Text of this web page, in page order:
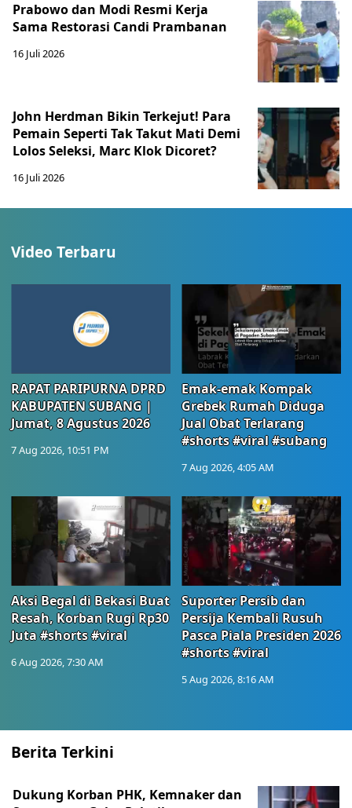
Prabowo dan Modi Resmi Kerja
Sama Restorasi Candi Prambanan
16 Juli 2026
John Herdman Bikin Terkejut! Para
Pemain Seperti Tak Takut Mati Demi
Lolos Seleksi, Marc Klok Dicoret?
16 Juli 2026
Video Terbaru
RAPAT PARIPURNA DPRD
KABUPATEN SUBANG |
Jumat, 8 Agustus 2026
7 Aug 2026, 10:51 PM
Emak-emak Kompak
Grebek Rumah Diduga
Jual Obat Terlarang
#shorts #viral #subang
7 Aug 2026, 4:05 AM
Aksi Begal di Bekasi Buat
Resah, Korban Rugi Rp30
Juta #shorts #viral
6 Aug 2026, 7:30 AM
Suporter Persib dan
Persija Kembali Rusuh
Pasca Piala Presiden 2026
#shorts #viral
5 Aug 2026, 8:16 AM
Berita Terkini
Dukung Korban PHK, Kemnaker dan